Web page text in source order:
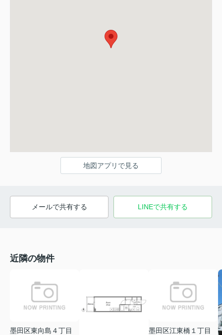
地図アプリで見る
メールで共有する LINEで共有する
近隣の物件
墨田区東向島４丁目
墨田区江東橋１丁目